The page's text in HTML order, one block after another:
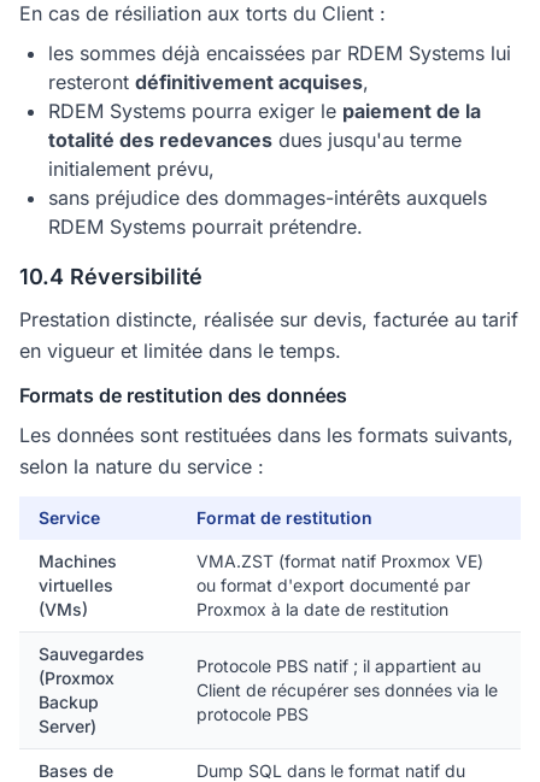
En cas de résiliation aux torts du Client :
les sommes déjà encaissées par RDEM Systems lui
resteront définitivement acquises,
RDEM Systems pourra exiger le paiement de la
totalité des redevances dues jusqu'au terme
initialement prévu,
sans préjudice des dommages-intérêts auxquels
RDEM Systems pourrait prétendre.
10.4 Réversibilité
Prestation distincte, réalisée sur devis, facturée au tarif
en vigueur et limitée dans le temps.
Formats de restitution des données
Les données sont restituées dans les formats suivants,
selon la nature du service :
Service Format de restitution
Machines
virtuelles
(VMs)
VMA.ZST (format natif Proxmox VE)
ou format d'export documenté par
Proxmox à la date de restitution
Sauvegardes
(Proxmox
Backup
Server)
Protocole PBS natif ; il appartient au
Client de récupérer ses données via le
protocole PBS
Bases de
Dump SQL dans le format natif du